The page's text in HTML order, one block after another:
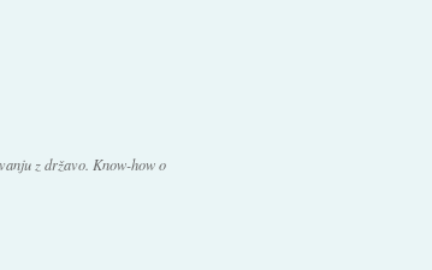
z državo. Know-how o